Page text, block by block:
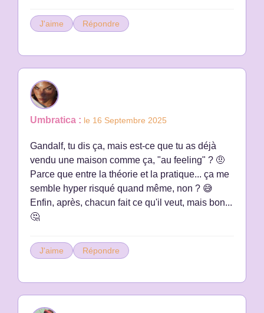
J'aime Répondre
Umbratica : le 16 Septembre 2025
Gandalf, tu dis ça, mais est-ce que tu as déjà
vendu une maison comme ça, "au feeling" ? 🤨
Parce que entre la théorie et la pratique... ça me
semble hyper risqué quand même, non ? 😅
Enfin, après, chacun fait ce qu'il veut, mais bon...
🤔
J'aime Répondre